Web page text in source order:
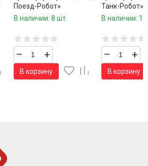
Поезд-Робот»
В наличии: 8 шт.
– +
В корзину
Танк-Робот»
В наличии:
– +
В корзину